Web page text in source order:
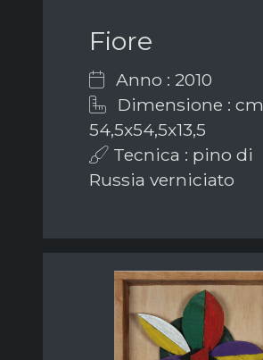
Fiore
Anno : 2010
Dimensione : cm
54,5x54,5x13,5
Tecnica : pino di
Russia verniciato